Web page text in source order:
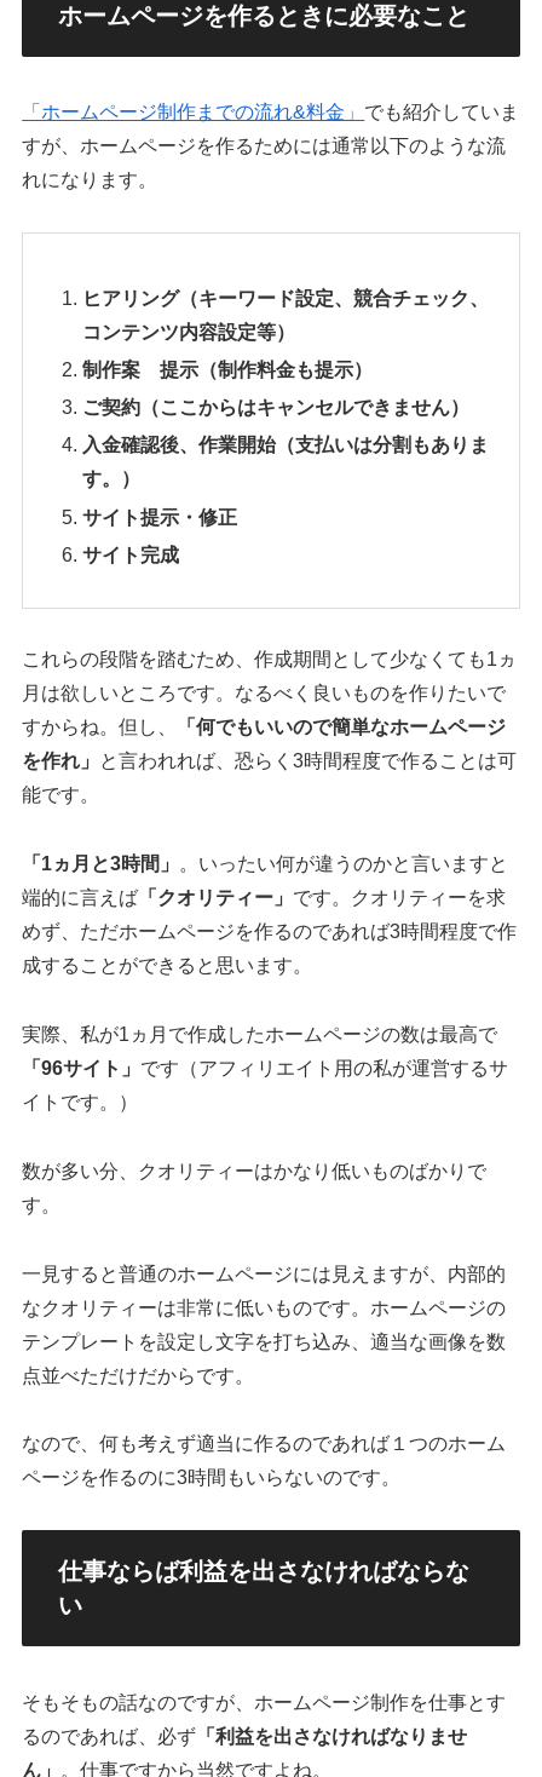
ホームページを作るときに必要なこと
「ホームページ制作までの流れ&料金」 でも紹介していま
すが、ホームページを作るためには通常以下のような流
れになります。
ヒアリング（キーワード設定、競合チェック、
コンテンツ内容設定等）
制作案 提示（制作料金も提示）
ご契約（ここからはキャンセルできません）
入金確認後、作業開始（支払いは分割もありま
す。）
サイト提示・修正
サイト完成
これらの段階を踏むため、作成期間として少なくても1ヵ
月は欲しいところです。なるべく良いものを作りたいで
すからね。但し、
「何でもいいので簡単なホームページ
を作れ」
と言われれば、恐らく3時間程度で作ることは可
能です。
「1ヵ月と3時間」
。いったい何が違うのかと言いますと
端的に言えば 「クオリティー」 です。クオリティーを求
めず、ただホームページを作るのであれば3時間程度で作
成することができると思います。
実際、私が1ヵ月で作成したホームページの数は最高で
「96サイト」 です（アフィリエイト用の私が運営するサ
イトです。）
数が多い分、クオリティーはかなり低いものばかりで
す。
一見すると普通のホームページには見えますが、内部的
なクオリティーは非常に低いものです。ホームページの
テンプレートを設定し文字を打ち込み、適当な画像を数
点並べただけだからです。
なので、何も考えず適当に作るのであれば１つのホーム
ページを作るのに3時間もいらないのです。
仕事ならば利益を出さなければならな
い
そもそもの話なのですが、ホームページ制作を仕事とす
るのであれば、必ず 「利益を出さなければなりませ
ん」
。仕事ですから当然ですよね。